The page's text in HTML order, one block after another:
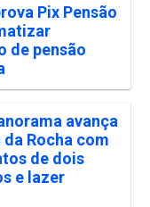
Pix Pensão
de pensão
avança
Rocha com
de dois
e lazer